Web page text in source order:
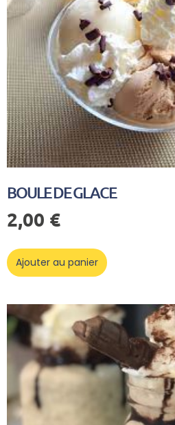
BOULE DE GLACE
2,00 €
Ajouter au panier